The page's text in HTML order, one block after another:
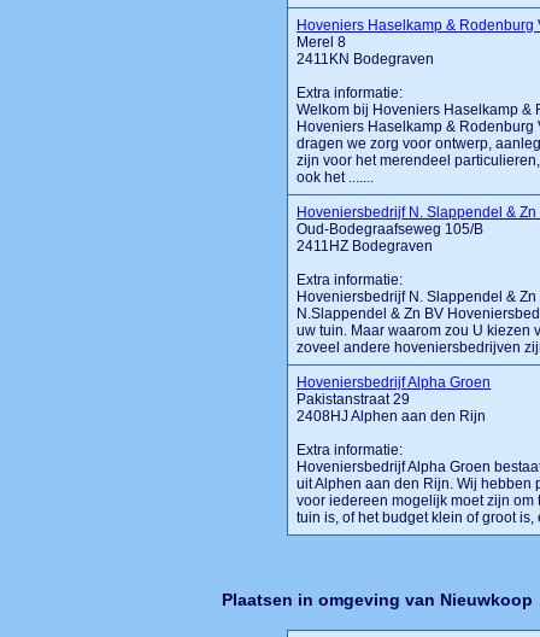
Hoveniers Haselkamp & Rodenburg
Merel 8
2411KN Bodegraven
Extra informatie:
Welkom bij Hoveniers Haselkamp &
Hoveniers Haselkamp &
dragen we zorg voor ontwerp,
zijn voor het merendeel
ook het .......
Hoveniersbedrijf N. Slappendel & Zn
Oud-Bodegraafseweg 105/B
2411HZ Bodegraven
Extra informatie:
Hoveniersbedrijf N. Slappendel &
N.Slappendel & Zn BV
uw tuin. Maar waarom zou U kiezen
zoveel andere hoveniersbedrijven
Hoveniersbedrijf Alpha Groen
Pakistanstraat 29
2408HJ Alphen aan den Rijn
Extra informatie:
Hoveniersbedrijf Alpha Groen
uit Alphen aan den Rijn. Wij hebben
voor iedereen mogelijk moet zijn
tuin is, of het budget klein of groot
Plaatsen in omgeving van Nieuwkoop